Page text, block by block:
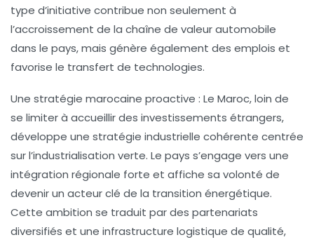
type d’initiative contribue non seulement à
l’accroissement de la chaîne de valeur automobile
dans le pays, mais génère également des emplois et
favorise le transfert de technologies.
Une stratégie marocaine proactive : Le Maroc, loin de
se limiter à accueillir des investissements étrangers,
développe une stratégie industrielle cohérente centrée
sur l’industrialisation verte. Le pays s’engage vers une
intégration régionale forte et affiche sa volonté de
devenir un acteur clé de la transition énergétique.
Cette ambition se traduit par des partenariats
diversifiés et une infrastructure logistique de qualité,